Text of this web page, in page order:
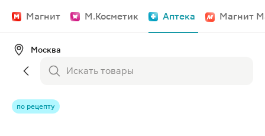
Магнит М.Косметик Аптека Магнит
Москва
по рецепту